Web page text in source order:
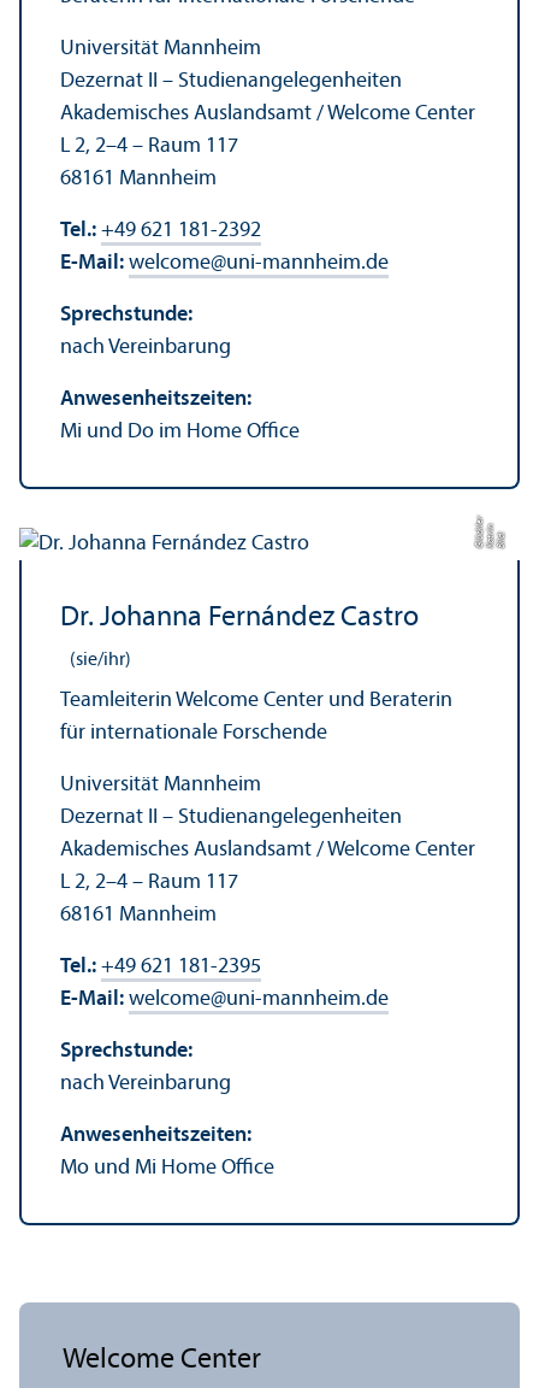
Universität Mannheim
Dezernat II – Studien­angelegenheiten
Akademisches Auslands­amt / Welcome Center
L 2, 2–4 – Raum 117
68161 Mannheim
Tel.: +49 621 181-2392
E-Mail: welcome@uni-mannheim.de
Sprechstunde:
nach Vereinbarung
Anwesenheits­zeiten:
Mi und Do im Home Office
Bil
d:
K
a
t
ri
nGl
ü
c
kle
r
Dr. Johanna Fernández Castro
(sie/ihr)
Teamleiterin Welcome Center und Beraterin
für internationale Forschende
Universität Mannheim
Dezernat II – Studien­angelegenheiten
Akademisches Auslands­amt / Welcome Center
L 2, 2–4 – Raum 117
68161 Mannheim
Tel.: +49 621 181-2395
E-Mail: welcome@uni-mannheim.de
Sprechstunde:
nach Vereinbarung
Anwesenheits­zeiten:
Mo und Mi Home Office
Welcome Center